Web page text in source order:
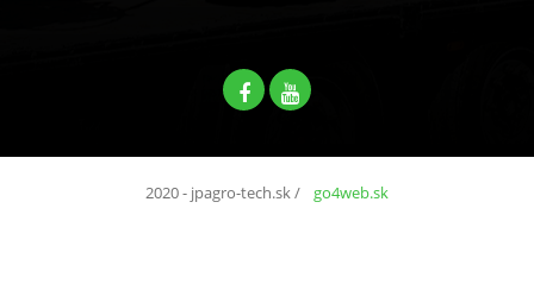
2020 - jpagro-tech.sk/ go4web.sk